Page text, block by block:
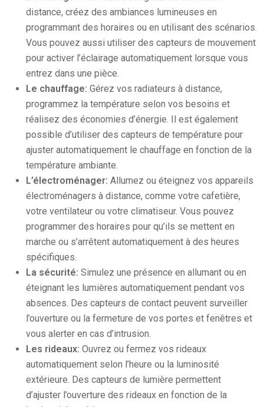
distance, créez des ambiances lumineuses en
programmant des horaires ou en utilisant des scénarios.
Vous pouvez aussi utiliser des capteurs de mouvement
pour activer l’éclairage automatiquement lorsque vous
entrez dans une pièce.
Le chauffage: Gérez vos radiateurs à distance,
programmez la température selon vos besoins et
réalisez des économies d’énergie. Il est également
possible d’utiliser des capteurs de température pour
ajuster automatiquement le chauffage en fonction de la
température ambiante.
L’électroménager: Allumez ou éteignez vos appareils
électroménagers à distance, comme votre cafetière,
votre ventilateur ou votre climatiseur. Vous pouvez
programmer des horaires pour qu’ils se mettent en
marche ou s’arrêtent automatiquement à des heures
spécifiques.
La sécurité: Simulez une présence en allumant ou en
éteignant les lumières automatiquement pendant vos
absences. Des capteurs de contact peuvent surveiller
l’ouverture ou la fermeture de vos portes et fenêtres et
vous alerter en cas d’intrusion.
Les rideaux: Ouvrez ou fermez vos rideaux
automatiquement selon l’heure ou la luminosité
extérieure. Des capteurs de lumière permettent
d’ajuster l’ouverture des rideaux en fonction de la